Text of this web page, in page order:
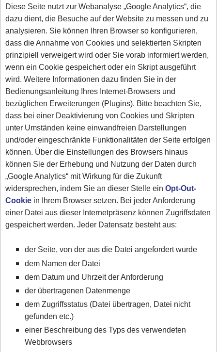
Diese Seite nutzt zur Webanalyse „Google Analytics“, die
dazu dient, die Besuche auf der Website zu messen und zu
analysieren. Sie können Ihren Browser so konfigurieren,
dass die Annahme von Cookies und selektierten Skripten
prinzipiell verweigert wird oder Sie vorab informiert werden,
wenn ein Cookie gespeichert oder ein Skript ausgeführt
wird. Weitere Informationen dazu finden Sie in der
Bedienungsanleitung Ihres Internet-Browsers und
bezüglichen Erweiterungen (Plugins). Bitte beachten Sie,
dass bei einer Deaktivierung von Cookies und Skripten
unter Umständen keine einwandfreien Darstellungen
und/oder eingeschränkte Funktionalitäten der Seite erfolgen
können. Über die Einstellungen des Browsers hinaus
können Sie der Erhebung und Nutzung der Daten durch
„Google Analytics“ mit Wirkung für die Zukunft
widersprechen, indem Sie an dieser Stelle einOpt-Out-
Cookie in Ihrem Browser setzen. Bei jeder Anforderung
einer Datei aus dieser Internetpräsenz können Zugriffsdaten
gespeichert werden. Jeder Datensatz besteht aus:
der Seite, von der aus die Datei angefordert wurde
dem Namen der Datei
dem Datum und Uhrzeit der Anforderung
der übertragenen Datenmenge
dem Zugriffsstatus (Datei übertragen, Datei nicht
gefunden etc.)
einer Beschreibung des Typs des verwendeten
Webbrowsers